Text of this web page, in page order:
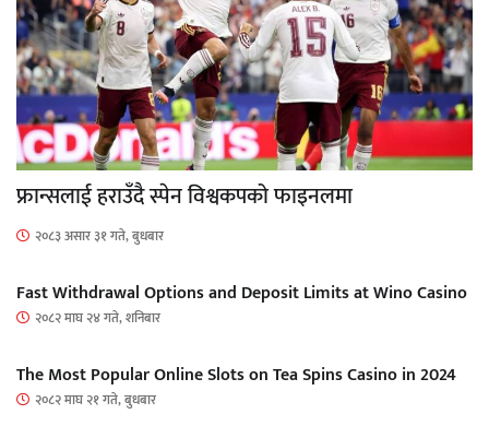
फ्रान्सलाई हराउँदै स्पेन विश्वकपको फाइनलमा
२०८३ असार ३१ गते, बुधबार
Fast Withdrawal Options and Deposit Limits at Wino Casino
२०८२ माघ २४ गते, शनिबार
The Most Popular Online Slots on Tea Spins Casino in 2024
२०८२ माघ २१ गते, बुधबार